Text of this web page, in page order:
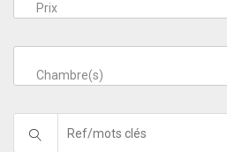
Prix
Chambre(s)